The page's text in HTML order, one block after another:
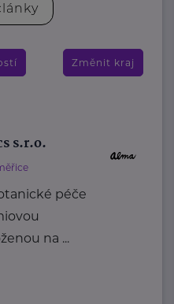
Změnit kraj
s.r.o.
péče
na ...